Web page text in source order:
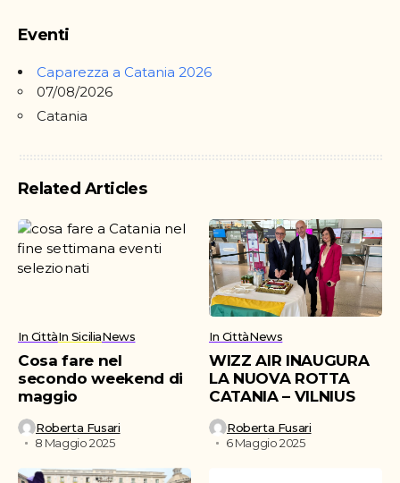
Eventi
Caparezza a Catania 2026
07/08/2026
Catania
Related Articles
In CittàIn SiciliaNews
Cosa fare nel
secondo weekend di
maggio
Roberta Fusari
8 Maggio 2025
In CittàNews
WIZZ AIR INAUGURA
LA NUOVA ROTTA
CATANIA – VILNIUS
Roberta Fusari
6 Maggio 2025